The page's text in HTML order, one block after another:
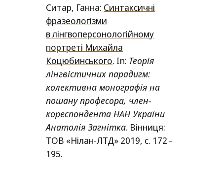
Ситар, Ганна: Синтаксичні
фразеологізми
в лінгвоперсонологійному
портреті Михайла
Коцюбинського. In: Теорія
лінгвістичних парадигм:
колективна монографія на
пошану професора, член-
кореспондента НАН України
Анатолія Загнітка. Вінниця:
ТОВ «Нілан-ЛТД» 2019, c. 172 –
195.